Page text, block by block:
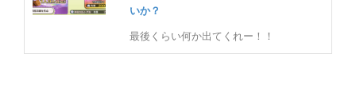
いか？
最後くらい何か出てくれー！！